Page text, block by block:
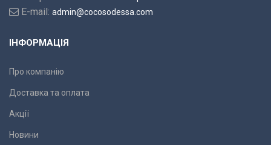
E-mail: admin@cocosodessa.com
ІНФОРМАЦІЯ
Про компанію
Доставка та оплата
Акції
Новини